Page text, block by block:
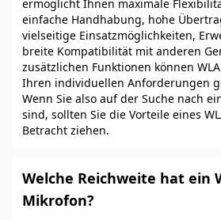
ermöglicht Ihnen maximale
einfache Handhabung, hohe
vielseitige Einsatzmöglichkeiten,
breite Kompatibilität mit anderen
zusätzlichen Funktionen können
Ihren individuellen Anforderungen
Wenn Sie also auf der Suche nach
sind, sollten Sie die Vorteile eines
Betracht ziehen.
Welche Reichweite hat ein
Mikrofon?